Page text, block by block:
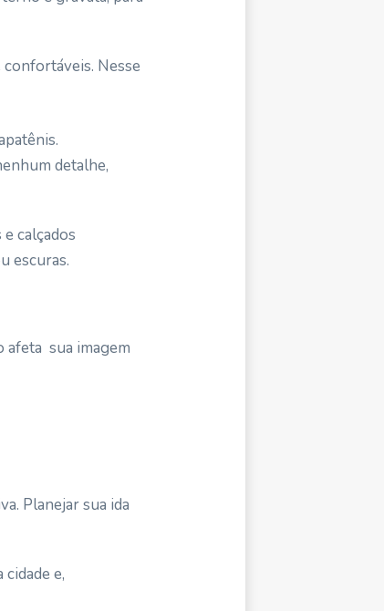
Nesse
detalhe,
calçados
escuras.
afeta sua imagem
Planejar sua ida
e,